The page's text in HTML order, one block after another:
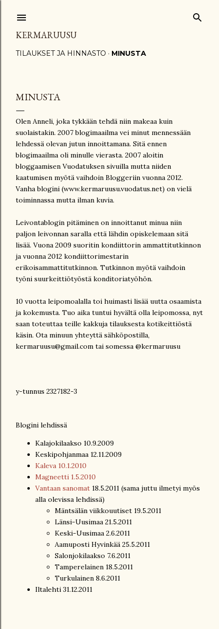
KERMARUUSU
TILAUKSET JA HINNASTO MINUSTA
MINUSTA
Olen Anneli, joka tykkään tehdä niin makeaa kuin
suolaistakin. 2007 blogimaailma vei minut mennessään
lehdessä olevan jutun innoittamana. Sitä ennen
blogimaailma oli minulle vierasta. 2007 aloitin
bloggaamisen Vuodatuksen sivuilla mutta niiden
kaatumisen myötä vaihdoin Bloggeriin vuonna 2012.
Vanha blogini (www.kermaruusu.vuodatus.net) on vielä
toiminnassa mutta ilman kuvia.
Leivontablogin pitäminen on innoittanut minua niin
paljon leivonnan saralla että lähdin opiskelemaan sitä
lisää. Vuona 2009 suoritin kondiittorin ammattitutkinnon
ja vuonna 2012 kondiittorimestarin
erikoisammattitutkinnon. Tutkinnon myötä vaihdoin
työni suurkeittiötyöstä konditoriatyöhön.
10 vuotta leipomoalalla toi huimasti lisää uutta osaamista
ja kokemusta. Tuo aika tuntui hyvältä olla leipomossa, nyt
saan toteuttaa teille kakkuja tilauksesta kotikeittiöstä
käsin. Ota minuun yhteyttä sähköpostilla,
kermaruusu@gmail.com tai somessa @kermaruusu
y-tunnus 2327182-3
Blogini lehdissä
Kalajokilaakso 10.9.2009
Keskipohjanmaa 12.11.2009
Kaleva 10.1.2010
Magneetti 1.5.2010
Vantaan sanomat 18.5.2011 (sama juttu ilmetyi myös
alla olevissa lehdissä)
Mäntsälän viikkouutiset 19.5.2011
Länsi-Uusimaa 21.5.2011
Keski-Uusimaa 2.6.2011
Aamuposti Hyvinkää 25.5.2011
Salonjokilaakso 7.6.2011
Tamperelainen 18.5.2011
Turkulainen 8.6.2011
Iltalehti 31.12.2011